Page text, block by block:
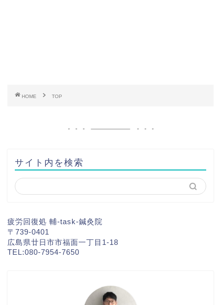
HOME TOP
サイト内を検索
疲労回復処 輔-task-鍼灸院
〒739-0401
広島県廿日市市福面一丁目1-18
TEL:080-7954-7650